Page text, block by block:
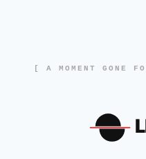
[ A MOMENT GONE